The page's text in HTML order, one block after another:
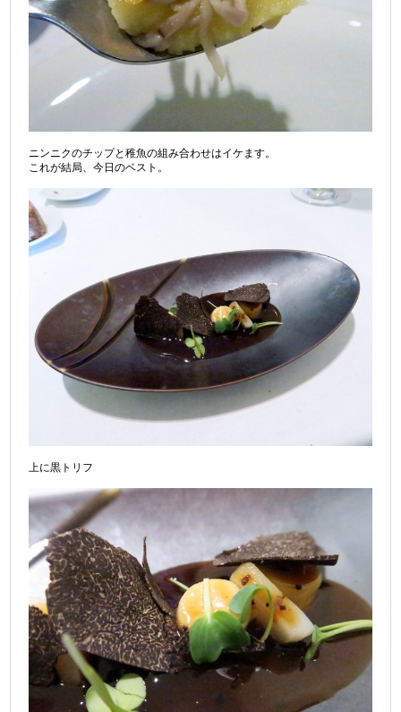
ニンニクのチップと稚魚の組み合わせはイケます。
これが結局、今日のベスト。
上に黒トリフ